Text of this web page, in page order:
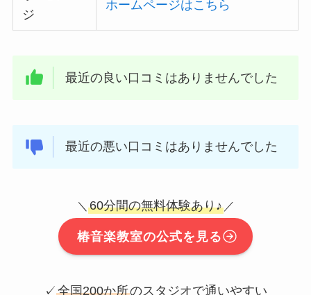
ジ
ホームページはこちら
最近の良い口コミはありませんでした
最近の悪い口コミはありませんでした
＼ 60分間の無料体験あり♪／
椿音楽教室の公式を見る
✓ 全国200か所のスタジオで通いやすい